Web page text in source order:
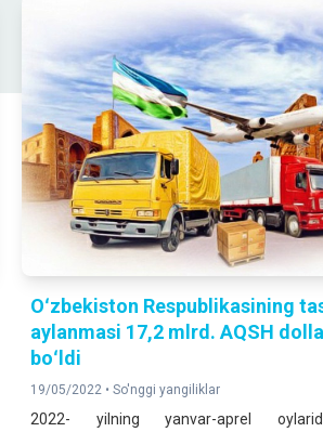
Oʻzbekiston Respublikasining
aylanmasi 17,2 mlrd. AQSH
boʻldi
19/05/2022 • So'nggi yangiliklar
2022- yilning yanvar-aprel